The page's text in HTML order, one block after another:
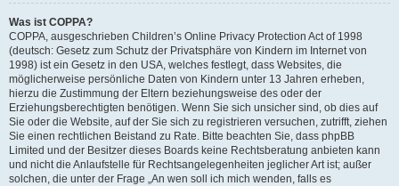
Was ist COPPA?
COPPA, ausgeschrieben Children’s Online Privacy Protection Act of 1998
(deutsch: Gesetz zum Schutz der Privatsphäre von Kindern im Internet von
1998) ist ein Gesetz in den USA, welches festlegt, dass Websites, die
möglicherweise persönliche Daten von Kindern unter 13 Jahren erheben,
hierzu die Zustimmung der Eltern beziehungsweise des oder der
Erziehungsberechtigten benötigen. Wenn Sie sich unsicher sind, ob dies auf
Sie oder die Website, auf der Sie sich zu registrieren versuchen, zutrifft, ziehen
Sie einen rechtlichen Beistand zu Rate. Bitte beachten Sie, dass phpBB
Limited und der Besitzer dieses Boards keine Rechtsberatung anbieten kann
und nicht die Anlaufstelle für Rechtsangelegenheiten jeglicher Art ist; außer
solchen, die unter der Frage „An wen soll ich mich wenden, falls es